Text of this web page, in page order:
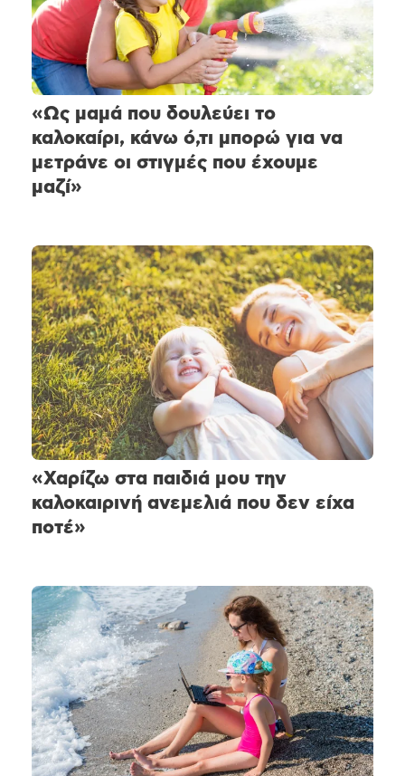
«Ως μαμά που δουλεύει το
καλοκαίρι, κάνω ό,τι μπορώ για να
μετράνε οι στιγμές που έχουμε
μαζί»
«Χαρίζω στα παιδιά μου την
καλοκαιρινή ανεμελιά που δεν είχα
ποτέ»